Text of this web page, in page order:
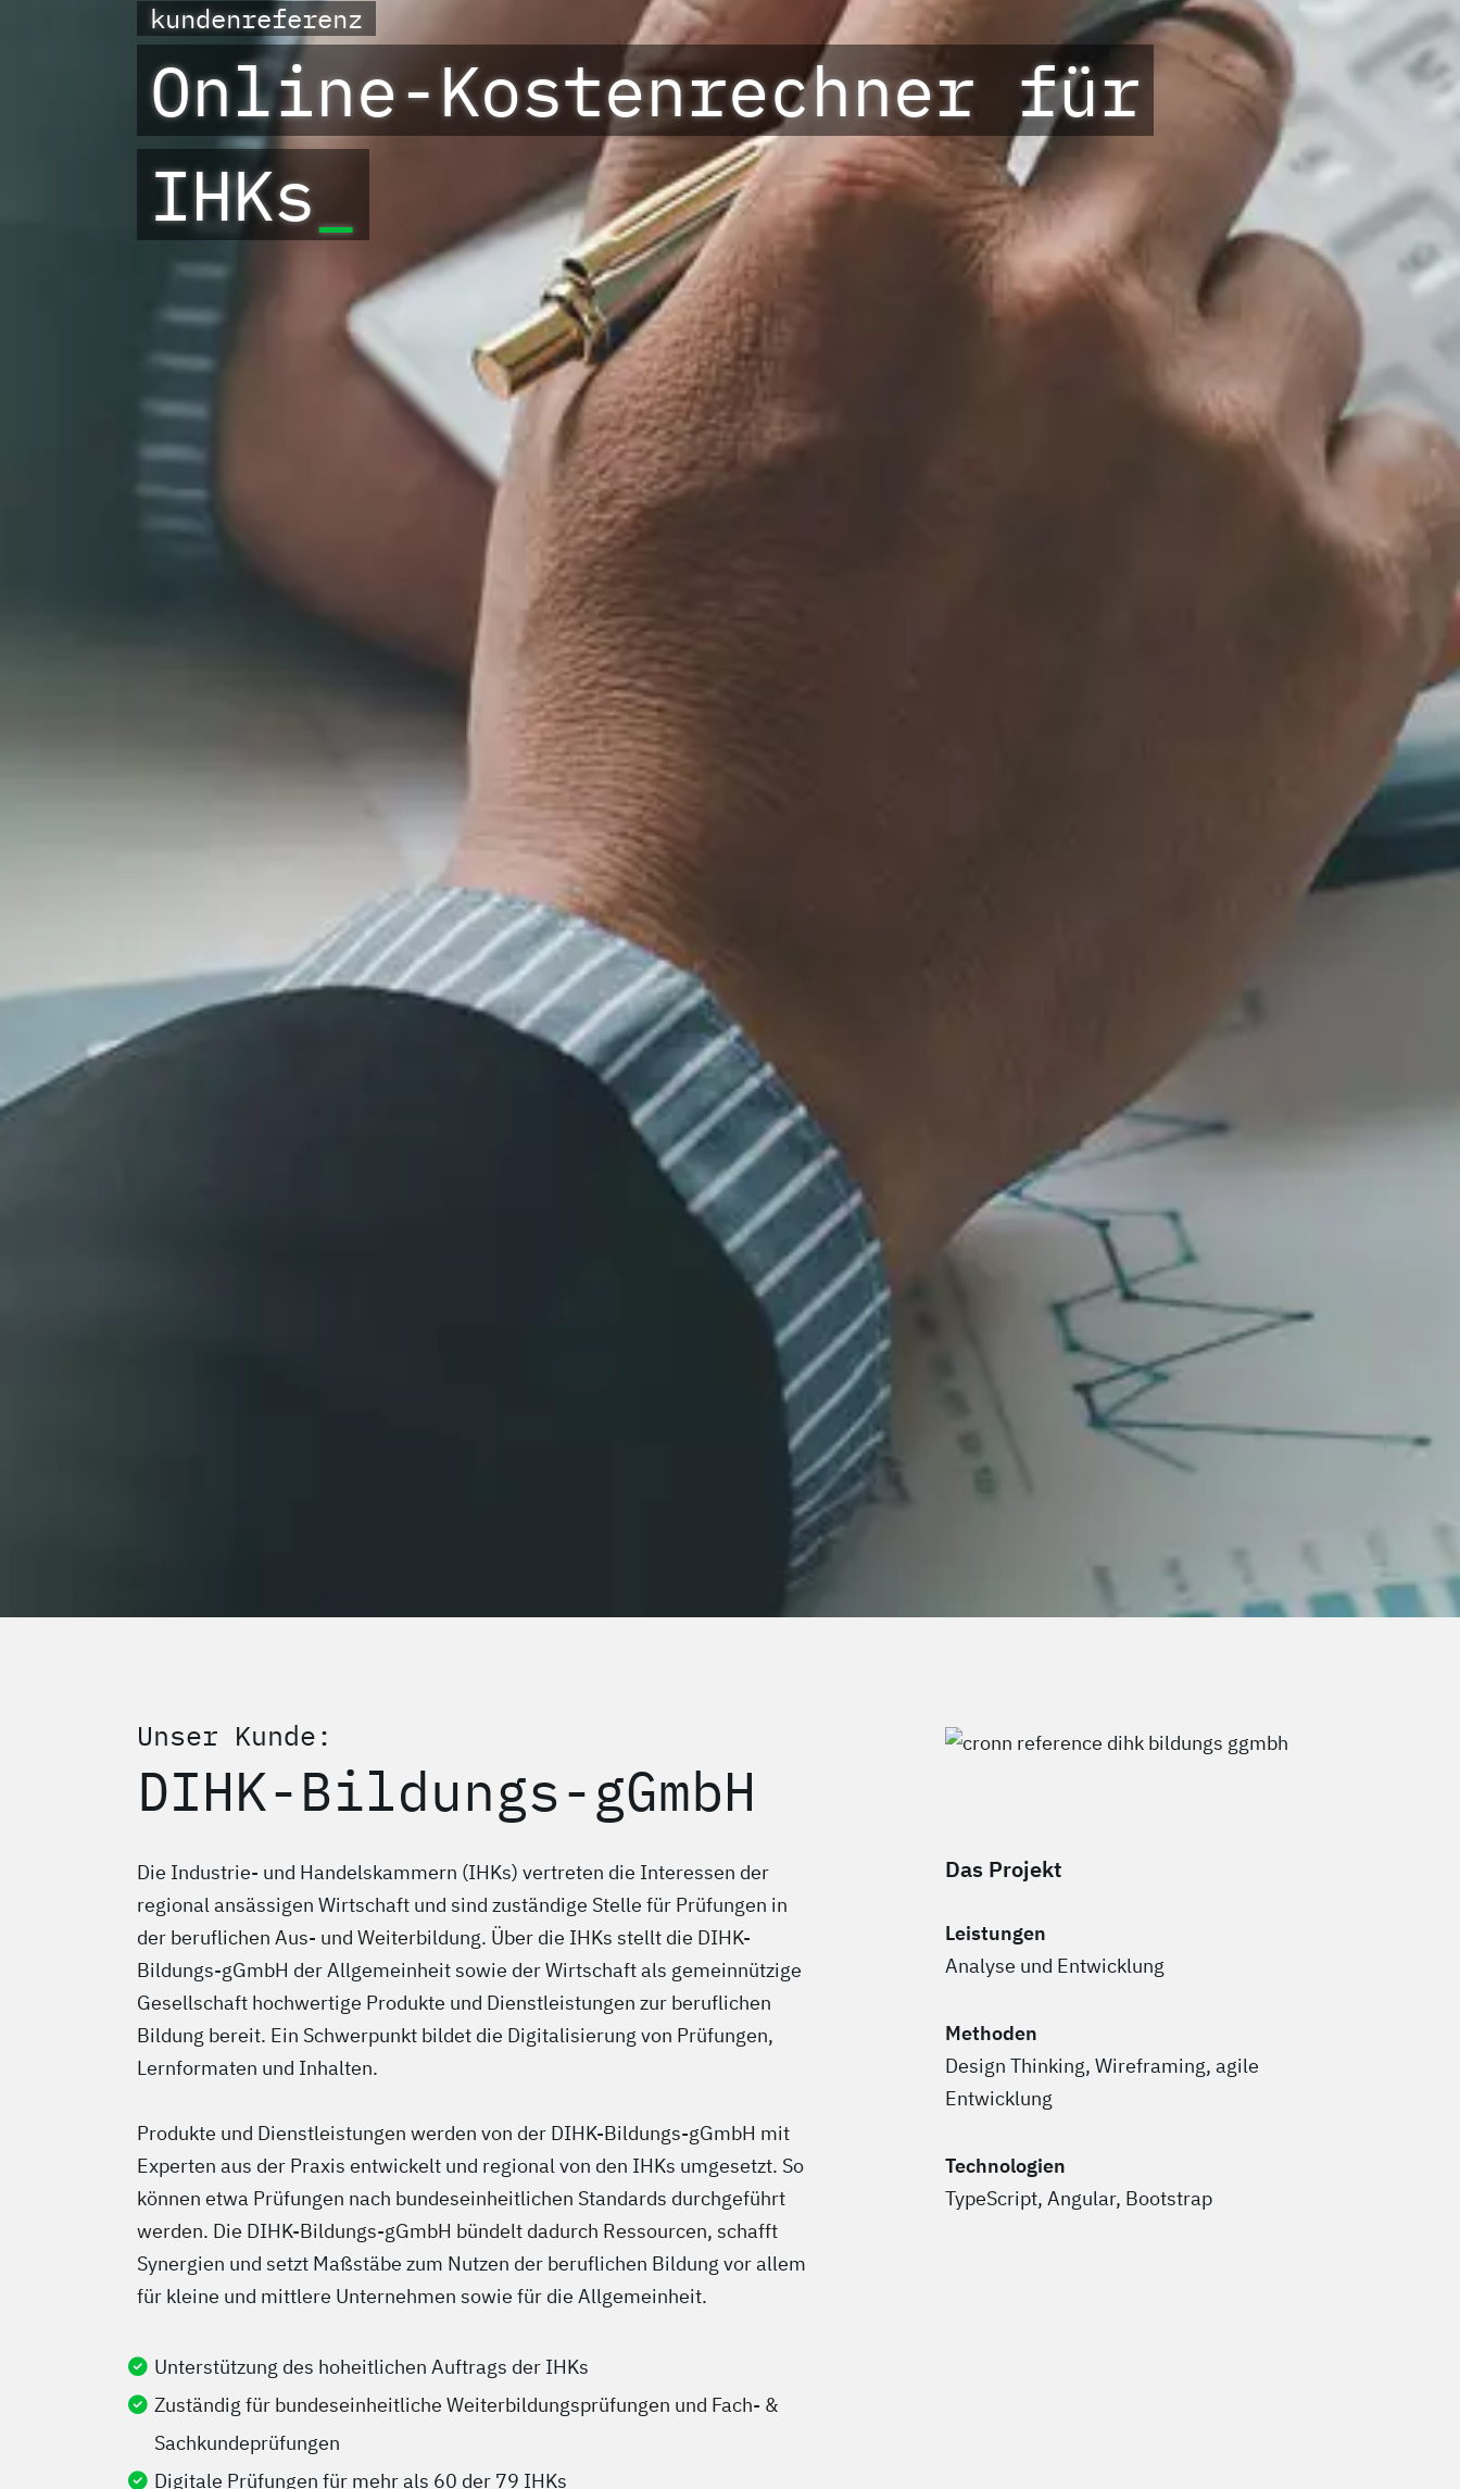
kundenreferenz
-
Online-Kostenrechner für
IHKs
Unser Kunde:
DIHK-Bildungs-gGmbH
Die Industrie- und Handelskammern (IHKs) vertreten die Interessen der
regional ansässigen Wirtschaft und sind zuständige Stelle für Prüfungen in
der beruflichen Aus- und Weiterbildung. Über die IHKs stellt die DIHK-
Bildungs-gGmbH der Allgemeinheit sowie der Wirtschaft als gemeinnützige
Gesellschaft hochwertige Produkte und Dienstleistungen zur beruflichen
Bildung bereit. Ein Schwerpunkt bildet die Digitalisierung von Prüfungen,
Lernformaten und Inhalten.
Produkte und Dienstleistungen werden von der DIHK-Bildungs-gGmbH mit
Experten aus der Praxis entwickelt und regional von den IHKs umgesetzt. So
können etwa Prüfungen nach bundeseinheitlichen Standards durchgeführt
werden. Die DIHK-Bildungs-gGmbH bündelt dadurch Ressourcen, schafft
Synergien und setzt Maßstäbe zum Nutzen der beruflichen Bildung vor allem
für kleine und mittlere Unternehmen sowie für die Allgemeinheit.
Unterstützung des hoheitlichen Auftrags der IHKs
Zuständig für bundeseinheitliche Weiterbildungsprüfungen und Fach- &
Sachkundeprüfungen
Digitale Prüfungen für mehr als 60 der 79 IHKs
Das Projekt
Leistungen
Analyse und Entwicklung
Methoden
Design Thinking, Wireframing, agile
Entwicklung
Technologien
TypeScript, Angular, Bootstrap